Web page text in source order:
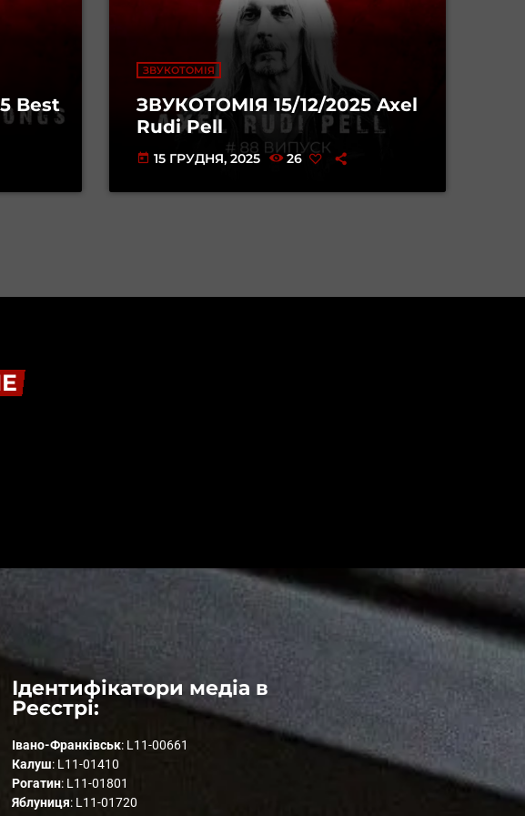
Best
ЗВУКОТОМІЯ
ЗВУКОТОМІЯ 15/12/2025 Axel
Rudi Pell
today 15 ГРУДНЯ, 2025 26
Ідентифікатори медіа в
Реєстрі:
Івано-Франківськ: L11-00661
Калуш: L11-01410
Рогатин: L11-01801
Яблуниця: L11-01720